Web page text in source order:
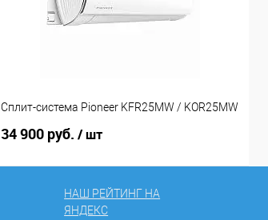
Сплит-система Pioneer KFR25MW / KOR25MW
34 900 руб. / шт
НАШ РЕЙТИНГ НА
ЯНДЕКС